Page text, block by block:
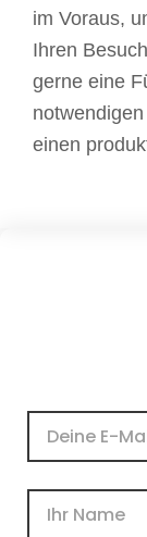
im Voraus,
Ihren
gerne eine
einen
Mail